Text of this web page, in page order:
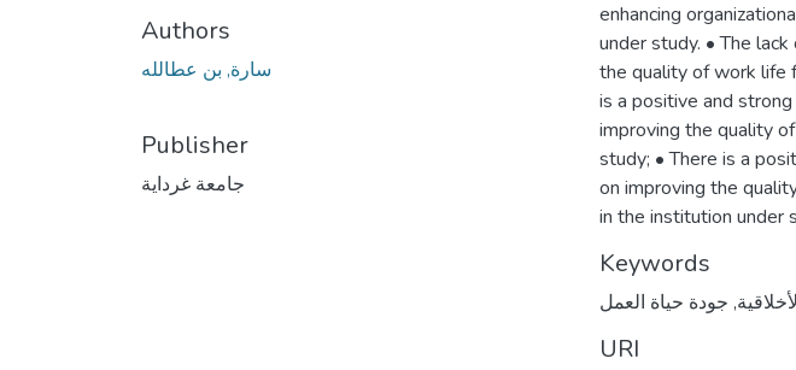
Authors
سارة, بن عطالله
Publisher
جامعة غرداية
enhancing
under study. • The
the quality of work life
is a positive and
improving the quality
study; • There is a
on improving the
in the institution under
Keywords
, جودة حياة العمل
URI